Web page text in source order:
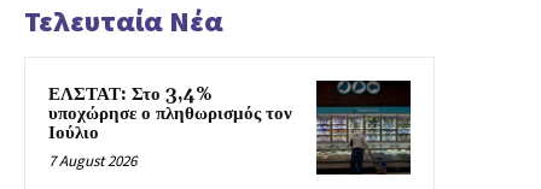
Τελευταία Νέα
ΕΛΣΤΑΤ: Στο 3,4%
υποχώρησε ο πληθωρισμός τον
Ιούλιο
7 August 2026